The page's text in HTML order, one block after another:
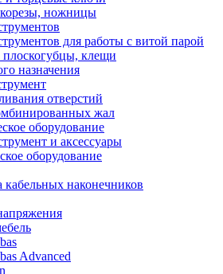
ножницы
для работы с витой парой
клещи
назначения
отверстий
жал
оборудование
и аксессуары
оборудование
наконечников
Advanced